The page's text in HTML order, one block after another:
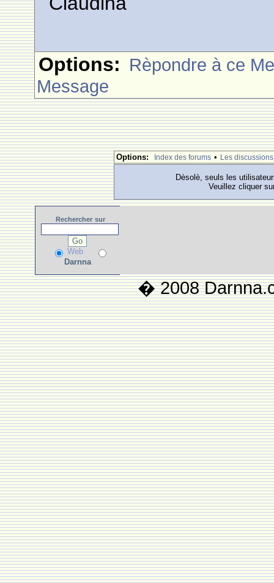
Options: Rèpondre à ce
Message
Options: Index des forums • Les discussions
Dèsolè, seuls les
Veuillez cliquer
Rechercher sur
Web
Darnna
� 2008